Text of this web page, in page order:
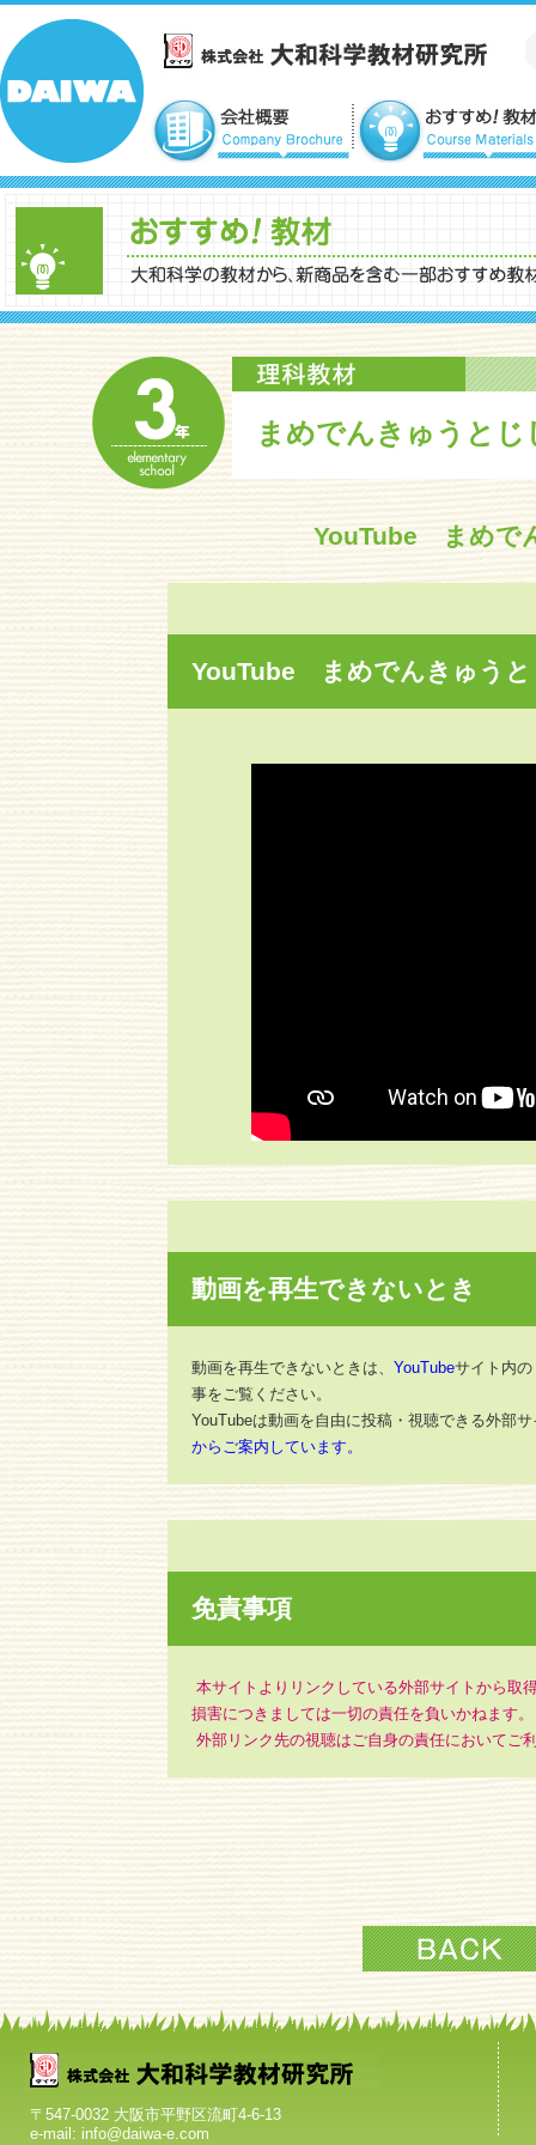
まめでんきゅうとじ
YouTube まめで
YouTube まめでんきゅうと
動画を再生できないとき
動画を再生できないときは、 YouTubeサイト内
事をご覧ください。
YouTubeは動画を自由に投稿・視聴できる外部
からご案内しています。
免責事項
本サイトよりリンクしている外部サイトから取
損害につきましては一切の責任を負いかねます。
外部リンク先の視聴はご自身の責任においてご
〒547-0032 大阪市平野区流町4-6-13
e-mail: info@daiwa-e.com